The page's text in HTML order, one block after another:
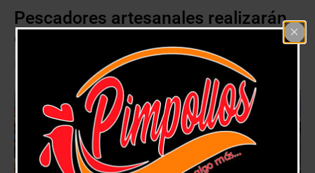
Pescadores artesanales realizarán
Cabildo en Caleta Portales
Región